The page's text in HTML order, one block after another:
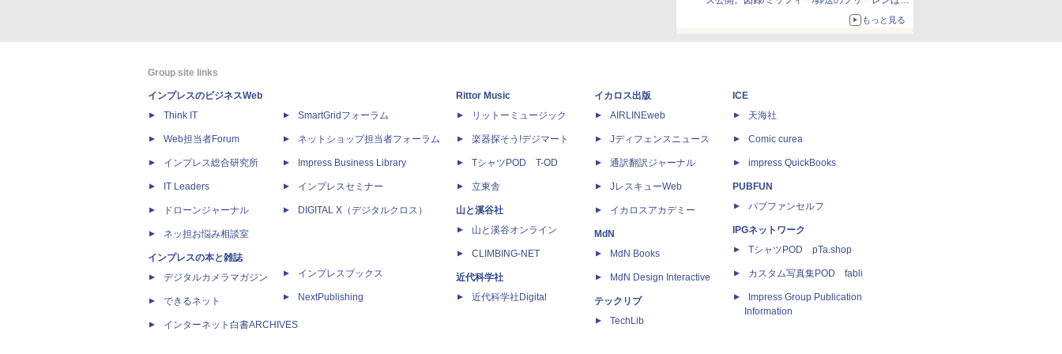
もっと見る
Group site links
インプレスのビジネスWeb
Think IT
Web担当者Forum
インプレス総合研究所
IT Leaders
ドローンジャーナル
ネッ担お悩み相談室
インプレスの本と雑誌
デジタルカメラマガジン
できるネット
インターネット白書ARCHIVES
SmartGridフォーラム
ネットショップ担当者フォーラム
Impress Business Library
インプレスセミナー
DIGITAL X（デジタルクロス）
インプレスブックス
NextPublishing
Rittor Music
リットーミュージック
楽器探そう!デジマート
TシャツPOD T-OD
立東舎
山と溪谷社
山と溪谷オンライン
CLIMBING-NET
近代科学社
近代科学社Digital
イカロス出版
AIRLINEweb
Jディフェンスニュース
通訳翻訳ジャーナル
JレスキューWeb
イカロスアカデミー
MdN
MdN Books
MdN Design Interactive
テックリブ
TechLib
ICE
天海社
Comic curea
impress QuickBooks
PUBFUN
パブファンセルフ
IPGネットワーク
TシャツPOD pTa.shop
カスタム写真集POD fabli
Impress Group Publication
Information